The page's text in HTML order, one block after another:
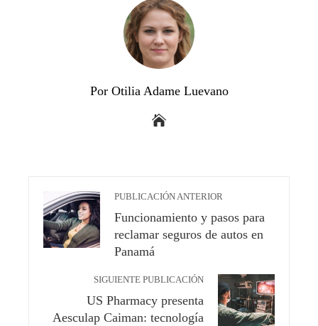
Por Otilia Adame Luevano
PUBLICACIÓN ANTERIOR
Funcionamiento y pasos para
reclamar seguros de autos en
Panamá
SIGUIENTE PUBLICACIÓN
US Pharmacy presenta
Aesculap Caiman: tecnología